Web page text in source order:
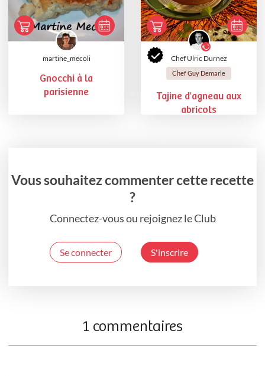
martine_mecoli
Gnocchi à la
parisienne
Chef Ulric Durnez
Chef Guy Demarle
Tajine d'agneau aux
abricots
Vous souhaitez commenter cette recette
?
Connectez-vous ou rejoignez le Club
Se connecter S'inscrire
1 commentaires